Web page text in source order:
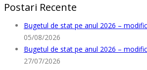
Postari Recente
Bugetul de stat pe anul 2026 –
05/08/2026
Bugetul de stat pe anul 2026 –
27/07/2026